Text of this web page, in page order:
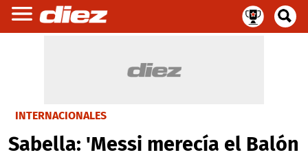
INTERNACIONALES
Sabella: 'Messi merecía el Balón